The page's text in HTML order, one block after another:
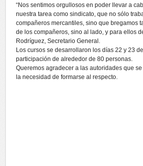
“Nos sentimos orgullosos en poder llevar a
nuestra tarea como sindicato, que no sólo
compañeros mercantiles, sino que bregamos
de los compañeros, sino al lado, y para ellos
Rodríguez, Secretario General.
Los cursos se desarrollaron los días 22 y 23
participación de alrededor de 80 personas.
Queremos agradecer a las autoridades que
la necesidad de formarse al respecto.